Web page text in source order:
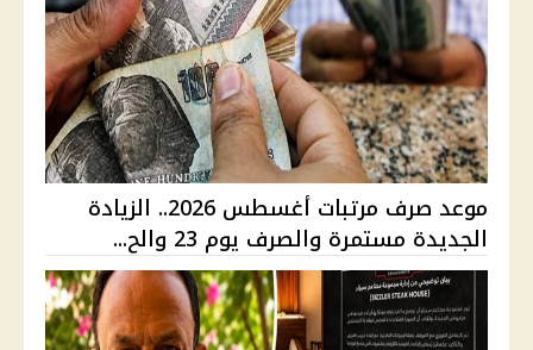
موعد صرف مرتبات أغسطس 2026.. الزيادة
الجديدة مستمرة والصرف يوم 23 والح...